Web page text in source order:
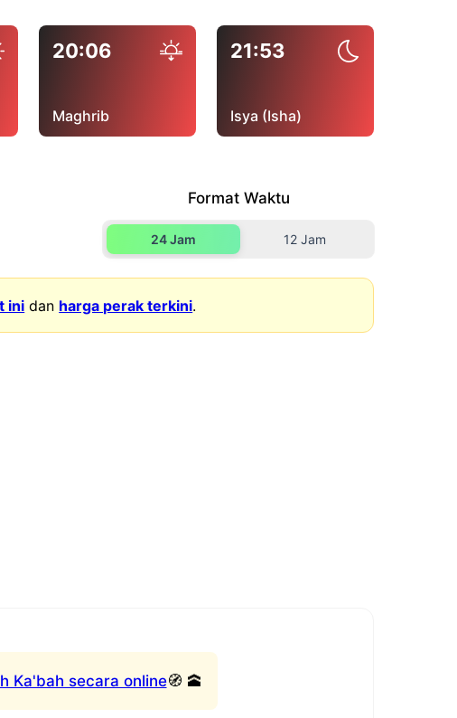
20:06
Maghrib
21:53
Isya (Isha)
Format Waktu
24 Jam 12 Jam
ini dan harga perak terkini.
Ka'bah secara online🧭 🕋